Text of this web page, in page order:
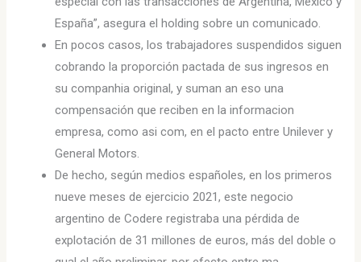
España”, asegura el holding sobre un comunicado.
En pocos casos, los trabajadores suspendidos siguen
cobrando la proporción pactada de sus ingresos en
su companhia original, y suman an eso una
compensación que reciben en la informacion
empresa, como asi com, en el pacto entre Unilever y
General Motors.
De hecho, según medios españoles, en los primeros
nueve meses de ejercicio 2021, este negocio
argentino de Codere registraba una pérdida de
explotación de 31 millones de euros, más del doble o